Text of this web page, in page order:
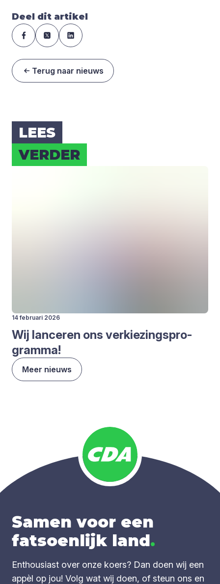
Deel dit artikel
Terug naar nieuws
LEES
VER­DER
14 februari 2026
Wij lan­ce­ren ons ver­kie­zings­pro­
gram­ma!
Meer nieuws
Samen voor een
fatsoenlijk land.
Enthousiast over onze koers? Dan doen wij een
appèl op jou! Volg wat wij doen, of steun ons en